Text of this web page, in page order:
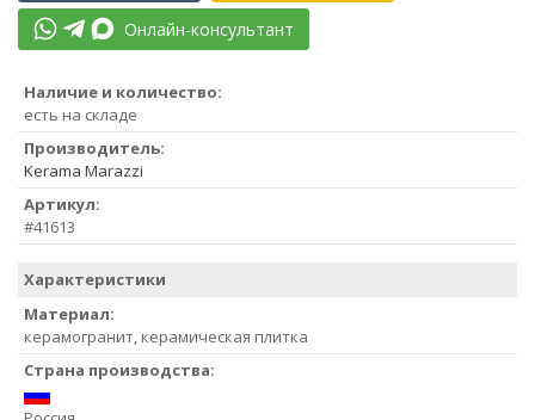
Онлайн-консультант
Наличие и количество:
есть на складе
Производитель:
Kerama Marazzi
Артикул:
#41613
Характеристики
Материал:
керамогранит, керамическая плитка
Страна производства: